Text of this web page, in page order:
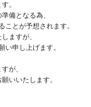
。
備となる為、
ことが予想されます。
ますが、
い申し上げます。
が、
いいたします。